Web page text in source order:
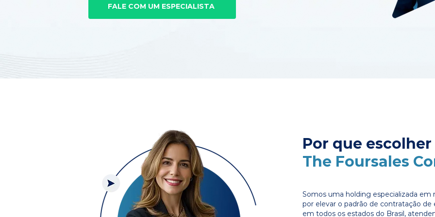
FALE COM UM ESPECIALISTA
Por que escolher
The Foursales
Somos uma holding especializada
por elevar o padrão de contratação
em todos os estados do Brasil,